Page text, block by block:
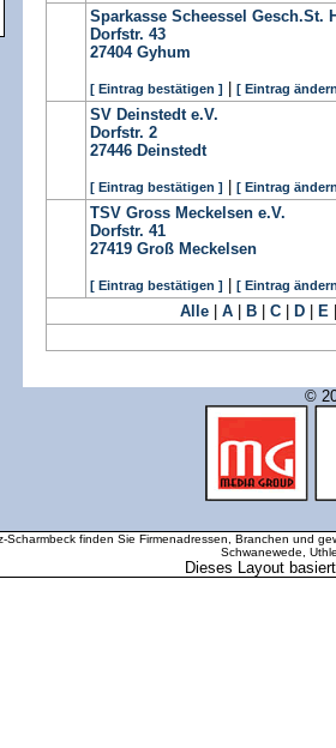
Sparkasse Scheessel Gesch.St.
Dorfstr. 43
27404 Gyhum
[ Eintrag bestätigen ] [ Eintrag
SV Deinstedt e.V.
Dorfstr. 2
27446 Deinstedt
[ Eintrag bestätigen ] [ Eintrag
TSV Gross Meckelsen e.V.
Dorfstr. 41
27419 Groß Meckelsen
[ Eintrag bestätigen ] [ Eintrag
Alle A B C D E
©
Scharmbeck finden Sie Firmenadressen, Branchen und
Schwanewede,
Dieses Layout